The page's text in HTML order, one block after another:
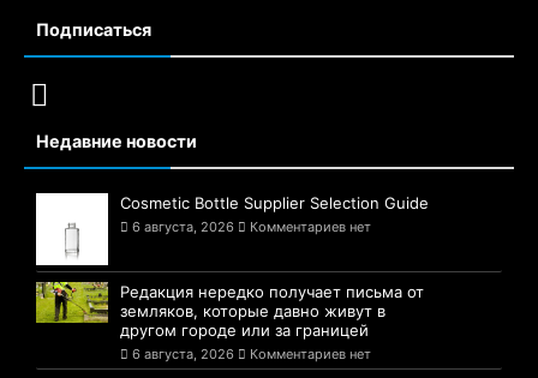
Подписаться
Недавние новости
Cosmetic Bottle Supplier Selection Guide
6 августа, 2026 Комментариев нет
Редакция нередко получает письма от
земляков, которые давно живут в
другом городе или за границей
6 августа, 2026 Комментариев нет